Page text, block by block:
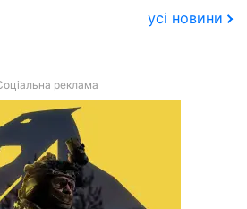
усі новини
реклама